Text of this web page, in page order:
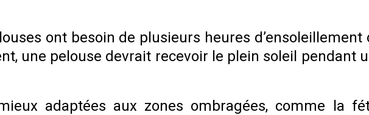
ont besoin de plusieurs heures
une pelouse devrait recevoir le plein soleil pendant
adaptées aux zones ombragées, comme la